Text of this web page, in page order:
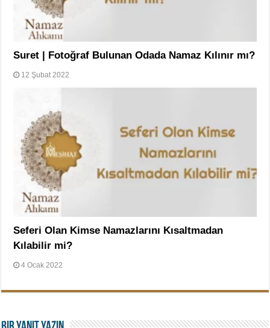
Suret | Fotoğraf Bulunan Odada Namaz Kılınır mı?
12 Şubat 2022
Seferi Olan Kimse Namazlarını Kısaltmadan
Kılabilir mi?
4 Ocak 2022